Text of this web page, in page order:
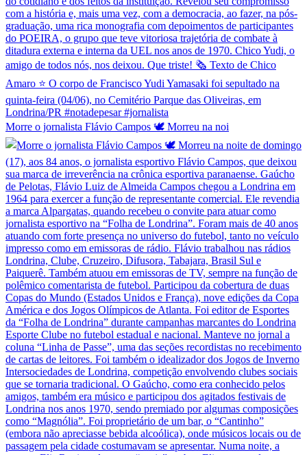
Morre o jornalista Flávio Campos 🕊️ Morreu na noi